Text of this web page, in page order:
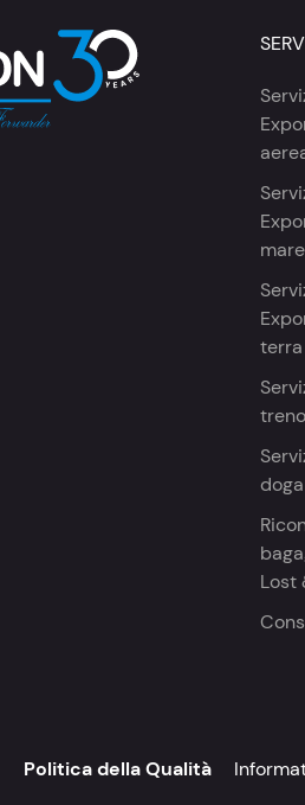
mare
terra
treno
Lost
Politica della Qualità